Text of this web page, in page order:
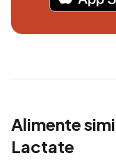
Alimente
Lactate